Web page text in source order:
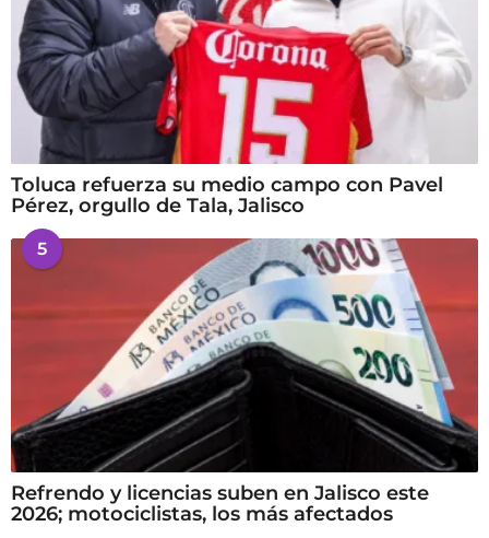
Toluca refuerza su medio campo con Pavel
Pérez, orgullo de Tala, Jalisco
5
Refrendo y licencias suben en Jalisco este
2026; motociclistas, los más afectados